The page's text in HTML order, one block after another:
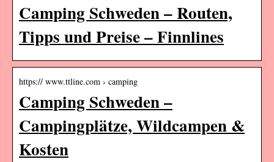
Camping Schweden – Routen,
Tipps und Preise – Finnlines
https:// www.ttline.com › camping
Camping Schweden –
Campingplätze, Wildcampen &
Kosten